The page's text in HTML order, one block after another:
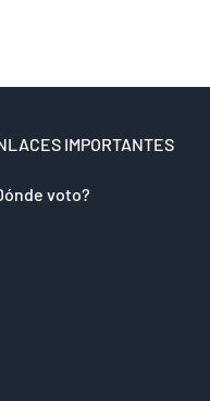
IMPORTANTES
voto?